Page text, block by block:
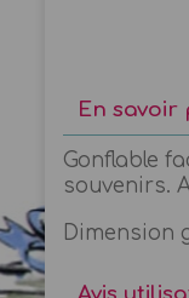
En savoir
Gonflable
souvenirs.
Dimension